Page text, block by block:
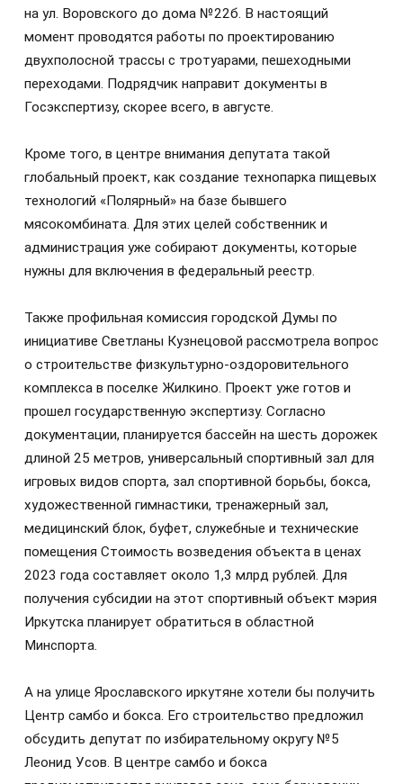
на ул. Воровского до дома №22б. В настоящий
момент проводятся работы по проектированию
двухполосной трассы с тротуарами, пешеходными
переходами. Подрядчик направит документы в
Госэкспертизу, скорее всего, в августе.
Кроме того, в центре внимания депутата такой
глобальный проект, как создание технопарка пищевых
технологий «Полярный» на базе бывшего
мясокомбината. Для этих целей собственник и
администрация уже собирают документы, которые
нужны для включения в федеральный реестр.
Также профильная комиссия городской Думы по
инициативе Светланы Кузнецовой рассмотрела вопрос
о строительстве физкультурно-оздоровительного
комплекса в поселке Жилкино. Проект уже готов и
прошел государственную экспертизу. Согласно
документации, планируется бассейн на шесть дорожек
длиной 25 метров, универсальный спортивный зал для
игровых видов спорта, зал спортивной борьбы, бокса,
художественной гимнастики, тренажерный зал,
медицинский блок, буфет, служебные и технические
помещения Стоимость возведения объекта в ценах
2023 года составляет около 1,3 млрд рублей. Для
получения субсидии на этот спортивный объект мэрия
Иркутска планирует обратиться в областной
Минспорта.
А на улице Ярославского иркутяне хотели бы получить
Центр самбо и бокса. Его строительство предложил
обсудить депутат по избирательному округу №5
Леонид Усов. В центре самбо и бокса